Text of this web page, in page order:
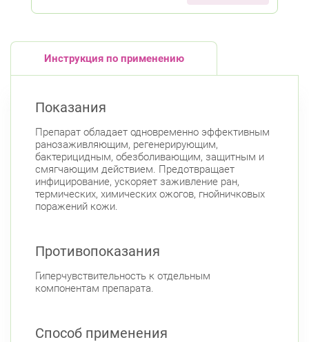
Инструкция по применению
Показания
Препарат обладает одновременно эффективным
ранозаживляющим, регенерирующим,
бактерицидным, обезболивающим, защитным и
смягчающим действием. Предотвращает
инфицирование, ускоряет заживление ран,
термических, химических ожогов, гнойничковых
поражений кожи.
Противопоказания
Гиперчувствительность к отдельным
компонентам препарата.
Способ применения